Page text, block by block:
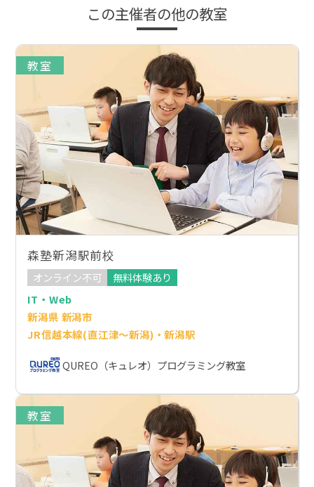
この主催者の他の教室
教室
森塾新潟駅前校
オンライン不可
無料体験あり
IT・Web
新潟県 新潟市
JR信越本線(直江津～新潟)・新潟駅
QUREO（キュレオ）プログラミング教室
教室